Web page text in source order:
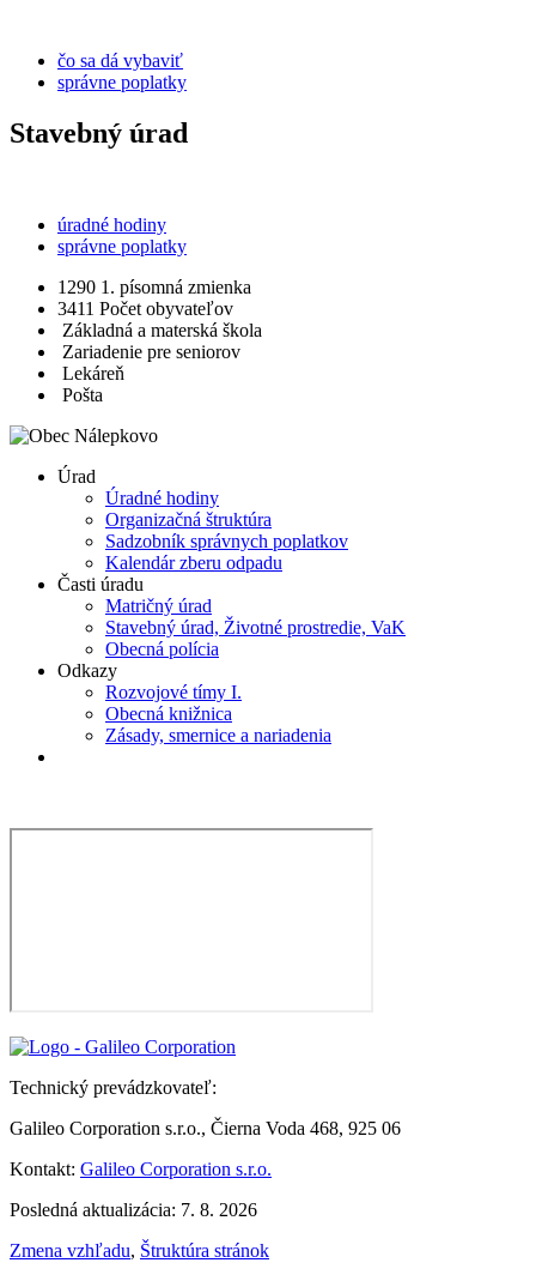
čo sa dá vybaviť
správne poplatky
Stavebný úrad
úradné hodiny
správne poplatky
1290 1. písomná zmienka
3411 Počet obyvateľov
Základná a materská škola
Zariadenie pre seniorov
Lekáreň
Pošta
Úrad
Úradné hodiny
Organizačná štruktúra
Sadzobník správnych poplatkov
Kalendár zberu odpadu
Časti úradu
Matričný úrad
Stavebný úrad, Životné prostredie, VaK
Obecná polícia
Odkazy
Rozvojové tímy I.
Obecná knižnica
Zásady, smernice a nariadenia
Technický prevádzkovateľ:
Galileo Corporation s.r.o., Čierna Voda 468, 925 06
Kontakt: Galileo Corporation s.r.o.
Posledná aktualizácia: 7. 8. 2026
Zmena vzhľadu, Štruktúra stránok